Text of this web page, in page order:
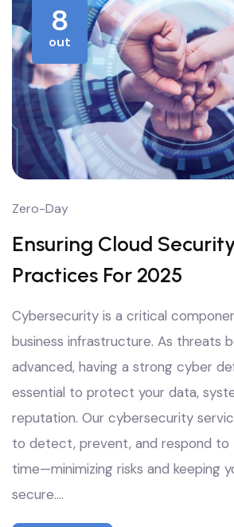
8
out
Zero-Day
Ensuring Cloud
Practices For 2025
Cybersecurity is a critical
business infrastructure. As threats
advanced, having a strong cyber
essential to protect your data,
reputation. Our cybersecurity
to detect, prevent, and respond to
time—minimizing risks and keeping
secure.…